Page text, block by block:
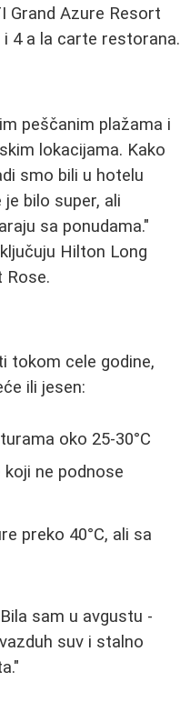
Grand Azure Resort
4 a la carte restorana.
peščanim plažama i
lokacijama. Kako
smo bili u hotelu
bilo super, ali
sa ponudama."
Hilton Long
Rose.
tokom cele godine,
ili jesen:
oko 25-30°C
ne podnose
preko 40°C, ali sa
sam u avgustu -
suv i stalno